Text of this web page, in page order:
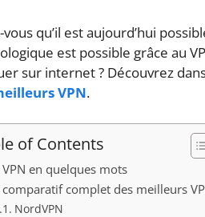
vous qu’il est aujourd’hui
est possible grâce au
sur internet ? Découvrez
VPN.
of Contents
VPN en quelques mots
comparatif complet des meilleurs
NordVPN